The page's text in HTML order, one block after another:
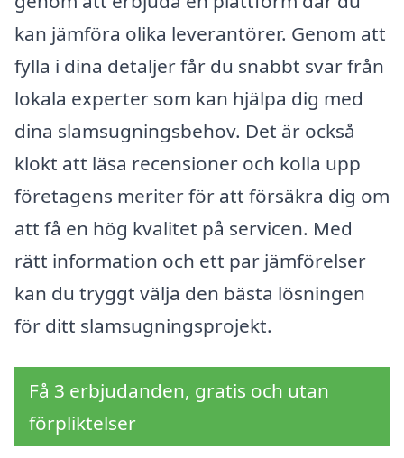
kan jämföra olika leverantörer. Genom att
fylla i dina detaljer får du snabbt svar från
lokala experter som kan hjälpa dig med
dina slamsugningsbehov. Det är också
klokt att läsa recensioner och kolla upp
företagens meriter för att försäkra dig om
att få en hög kvalitet på servicen. Med
rätt information och ett par jämförelser
kan du tryggt välja den bästa lösningen
för ditt slamsugningsprojekt.
Få 3 erbjudanden, gratis och utan
förpliktelser